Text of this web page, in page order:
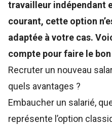
travailleur indépendant
courant, cette option
adaptée à votre cas.
compte pour faire le
Recruter un nouveau
quels avantages ?
Embaucher un salarié,
représente l’option